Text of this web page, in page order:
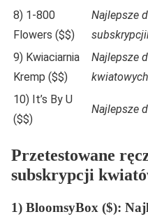
8) 1-800
Flowers ($$)
Najlepsze
subskrypcji
9) Kwiaciarnia
Kremp ($$)
Najlepsze
kwiatowych
10) It’s By U
($$)
Najlepsze
Przetestowane
subskrypcji
1) BloomsyBox ($):